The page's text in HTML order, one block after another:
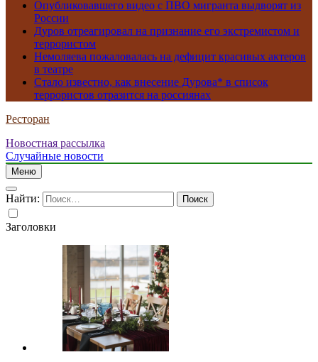
Опубликовавшего видео с ПВО мигранта выдворят из
России
Дуров отреагировал на признание его экстремистом и
террористом
Немоляева пожаловалась на дефицит красивых актеров
в театре
Стало известно, как внесение Дурова* в список
террористов отразится на россиянах
Ресторан
Новостная рассылка
Случайные новости
Меню
Найти:
Заголовки